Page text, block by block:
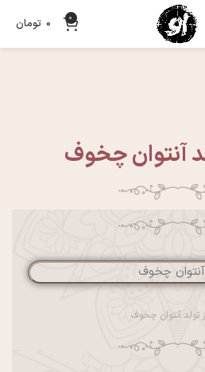
0
0 تومان
آنتوان چخوف
تولد آنتوان چخوف